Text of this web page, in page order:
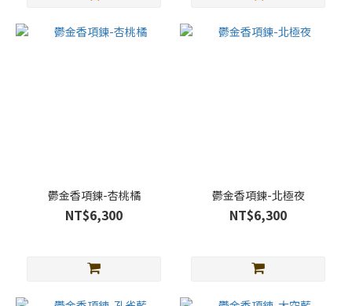
鬱金香項鍊-杏桃橘
NT$6,300
鬱金香項鍊-北極夜
NT$6,300